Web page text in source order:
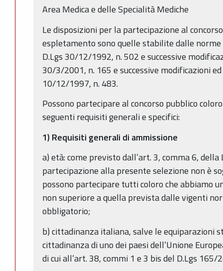
Area Medica e delle Specialità Mediche
Le disposizioni per la partecipazione al
espletamento sono quelle stabilite dalle norme
D.Lgs 30/12/1992, n. 502 e successive
30/3/2001, n. 165 e successive modificazioni
10/12/1997, n. 483.
Possono partecipare al concorso pubblico
seguenti requisiti generali e specifici:
1) Requisiti generali di ammissione
a) età: come previsto dall’art. 3, comma 6,
partecipazione alla presente selezione non è
possono partecipare tutti coloro che abbiamo
non superiore a quella prevista dalle vigenti
obbligatorio;
b) cittadinanza italiana, salve le equiparazioni
cittadinanza di uno dei paesi dell’Unione
di cui all’art. 38, commi 1 e 3 bis del D.Lgs 165/